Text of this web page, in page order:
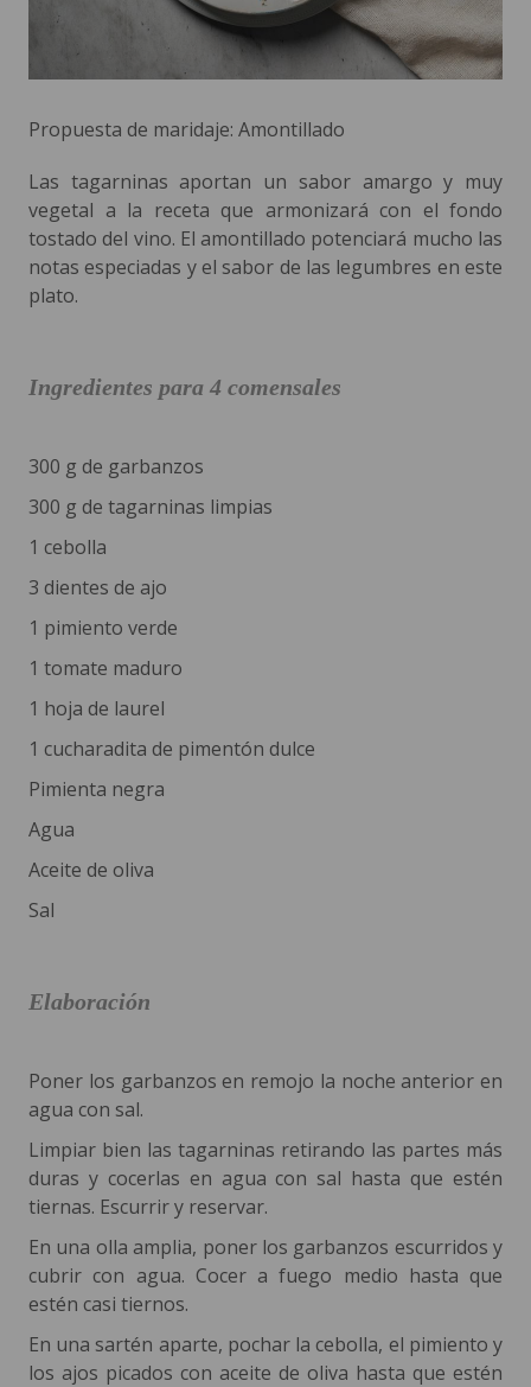
Propuesta de maridaje: Amontillado
Las tagarninas aportan un sabor amargo y muy
vegetal a la receta que armonizará con el fondo
tostado del vino. El amontillado potenciará mucho las
notas especiadas y el sabor de las legumbres en este
plato.
Ingredientes para 4 comensales
300 g de garbanzos
300 g de tagarninas limpias
1 cebolla
3 dientes de ajo
1 pimiento verde
1 tomate maduro
1 hoja de laurel
1 cucharadita de pimentón dulce
Pimienta negra
Agua
Aceite de oliva
Sal
Elaboración
Poner los garbanzos en remojo la noche anterior en
agua con sal.
Limpiar bien las tagarninas retirando las partes más
duras y cocerlas en agua con sal hasta que estén
tiernas. Escurrir y reservar.
En una olla amplia, poner los garbanzos escurridos y
cubrir con agua. Cocer a fuego medio hasta que
estén casi tiernos.
En una sartén aparte, pochar la cebolla, el pimiento y
los ajos picados con aceite de oliva hasta que estén